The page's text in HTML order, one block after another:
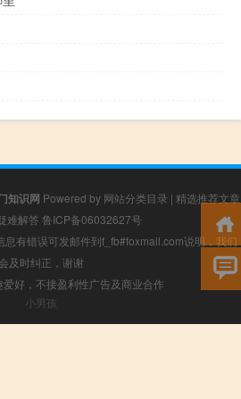
知识网 Powered by 网站分类目录 | 精选推荐文章
难解答 鲁ICP备06032627号
有错误可发邮件到f_fb#foxmail.com说明，我们
会及时纠正，谢谢
好，不接盈利性广告及商业合作
小男孩